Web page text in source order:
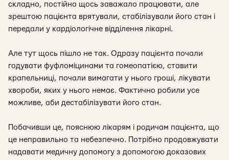
складно, постійно щось заважало працювати, але
зрештою пацієнта врятували, стабілізували його стан і
передали у кардіологічне відділення лікарні.
Але тут щось пішло не так. Одразу пацієнта почали
годувати фуфломіцинами та гомеопатією, ставити
крапельниці, почали вимагати у нього гроші, лікувати
хвороби, яких у нього немає. Фактично робили усе
можливе, аби дестабілізувати його стан.
Побачивши це, пояснюю лікарям і родичам пацієнта, що
це неправильно та небезпечно. Потрібно продовжувати
надавати медичну допомогу з допомогою доказових